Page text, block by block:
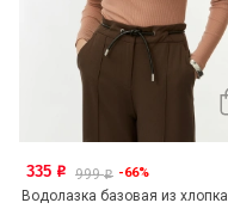
335 o 999o -66%
Водолазка базовая из хлопка